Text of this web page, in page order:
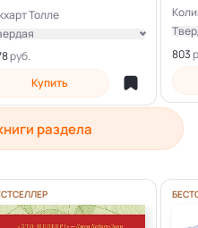
Толле
Купить
803
раздела